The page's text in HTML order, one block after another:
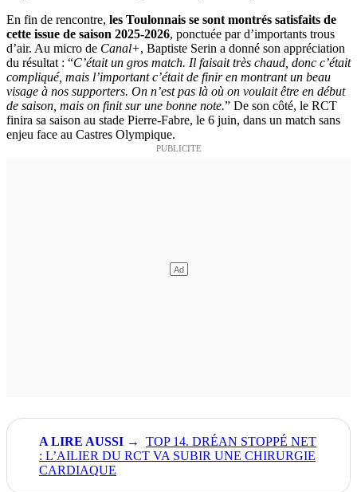
En fin de rencontre, les Toulonnais se sont montrés satisfaits de
cette issue de saison 2025-2026, ponctuée par d’importants trous
d’air. Au micro de Canal+, Baptiste Serin a donné son appréciation
du résultat : “C’était un gros match. Il faisait très chaud, donc c’était
compliqué, mais l’important c’était de finir en montrant un beau
visage à nos supporters. On n’est pas là où on voulait être en début
de saison, mais on finit sur une bonne note.” De son côté, le RCT
finira sa saison au stade Pierre-Fabre, le 6 juin, dans un match sans
enjeu face au Castres Olympique.
TOP 14. DRÉAN STOPPÉ NET
: L’AILIER DU RCT VA SUBIR UNE CHIRURGIE
CARDIAQUE